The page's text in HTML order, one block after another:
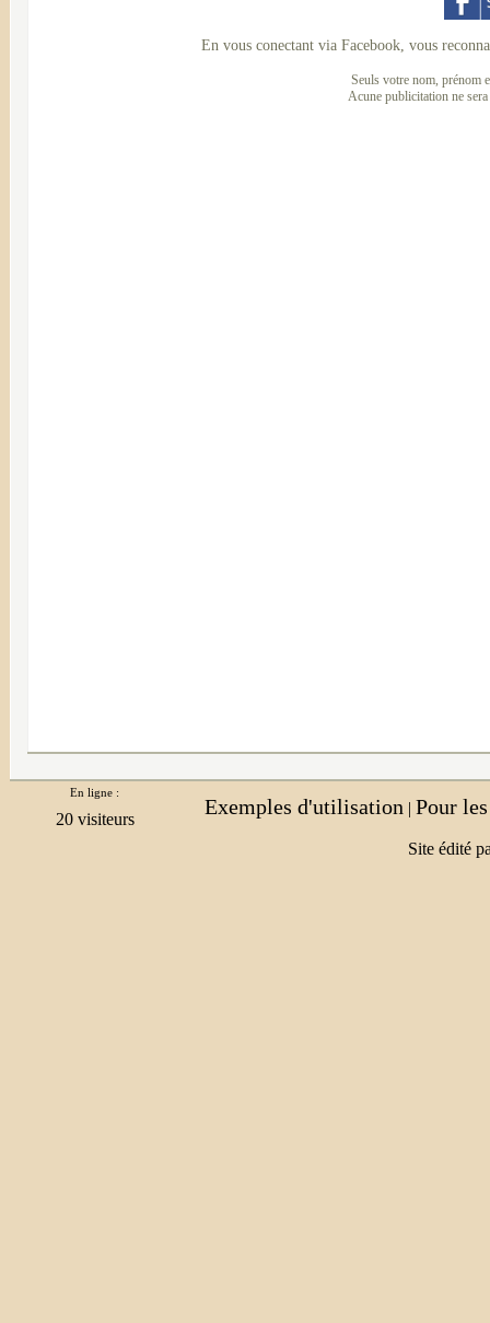
En vous conectant via Facebook, vous
Seuls votre nom, prénom
Acune publicitation ne
En ligne :
Exemples d'utilisation | Pour
Site édité